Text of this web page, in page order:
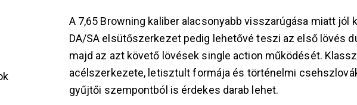
A 7,65 Browning kaliber alacsonyabb visszarúgása miatt jól
DA/SA elsütőszerkezet pedig lehetővé teszi az első lövés
majd az azt követő lövések single action működését.
acélszerkezete, letisztult formája és történelmi
gyűjtői szempontból is érdekes darab lehet.